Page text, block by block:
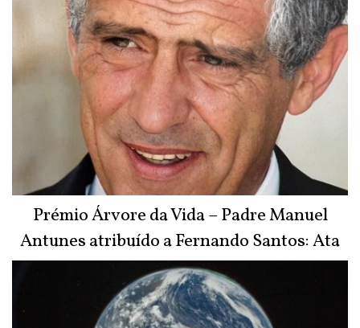
Prémio Árvore da Vida – Padre Manuel
Antunes atribuído a Fernando Santos: Ata
do Júri